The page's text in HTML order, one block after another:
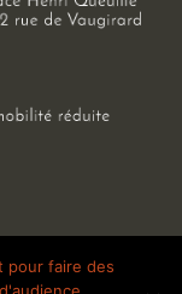
Mentions légales
pour faire des